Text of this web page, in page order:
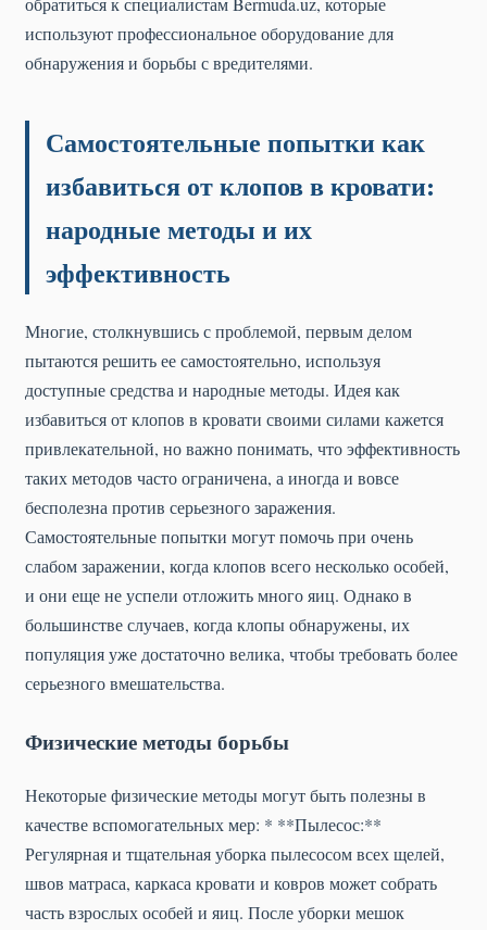
используют профессиональное оборудование для
обнаружения и борьбы с вредителями.
Самостоятельные попытки как
избавиться от клопов в кровати:
народные методы и их
эффективность
Многие, столкнувшись с проблемой, первым делом
пытаются решить ее самостоятельно, используя
доступные средства и народные методы. Идея как
избавиться от клопов в кровати своими силами кажется
привлекательной, но важно понимать, что эффективность
таких методов часто ограничена, а иногда и вовсе
бесполезна против серьезного заражения.
Самостоятельные попытки могут помочь при очень
слабом заражении, когда клопов всего несколько особей,
и они еще не успели отложить много яиц. Однако в
большинстве случаев, когда клопы обнаружены, их
популяция уже достаточно велика, чтобы требовать более
серьезного вмешательства.
Физические методы борьбы
Некоторые физические методы могут быть полезны в
качестве вспомогательных мер: * **Пылесос:**
Регулярная и тщательная уборка пылесосом всех щелей,
швов матраса, каркаса кровати и ковров может собрать
часть взрослых особей и яиц. После уборки мешок